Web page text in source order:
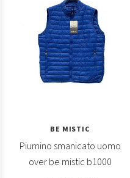
BE MISTIC
Piumino smanicato uomo
over be mistic b1000